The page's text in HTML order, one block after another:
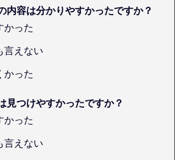
内容は分かりやすかったですか？
かった
言えない
かった
見つけやすかったですか？
かった
言えない